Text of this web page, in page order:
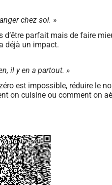
chez soi. »
d’être parfait mais de faire
déjà un impact.
il y en a partout. »
est impossible, réduire le
on cuisine ou comment on